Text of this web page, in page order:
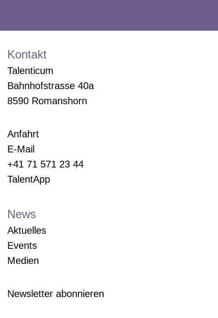
Kontakt
Talenticum
Bahnhofstrasse 40a
8590 Romanshorn
Anfahrt
E-Mail
+41 71 571 23 44
TalentApp
News
Aktuelles
Events
Medien
Newsletter abonnieren